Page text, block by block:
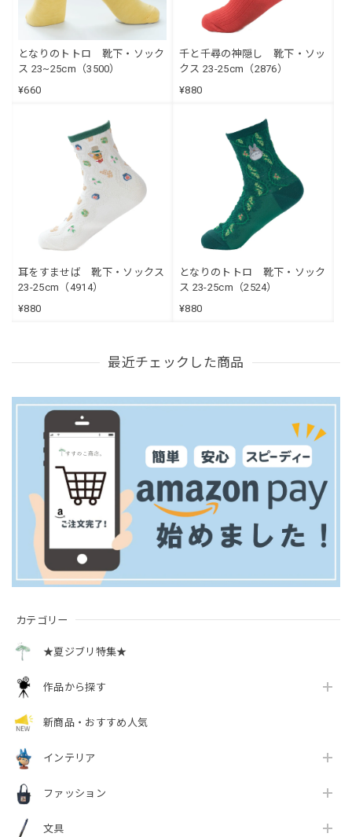
カテゴリー
★夏ジブリ特集★
作品から探す
新商品・おすすめ人気
インテリア
ファッション
文具
となりのトトロ 靴下・ソック
ス 23~25cm（3500）
¥660
千と千尋の神隠し 靴下・ソッ
クス 23-25cm（2876）
¥880
耳をすませば 靴下・ソックス
23-25cm（4914）
¥880
となりのトトロ 靴下・ソック
ス 23-25cm（2524）
¥880
最近チェックした商品